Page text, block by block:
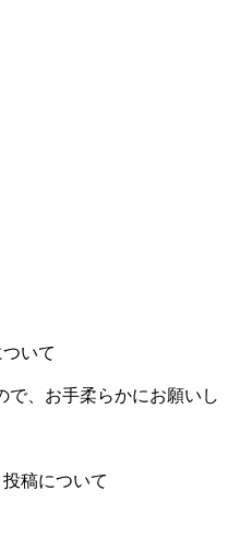
いて
で、お手柔らかにお願いし
稿について